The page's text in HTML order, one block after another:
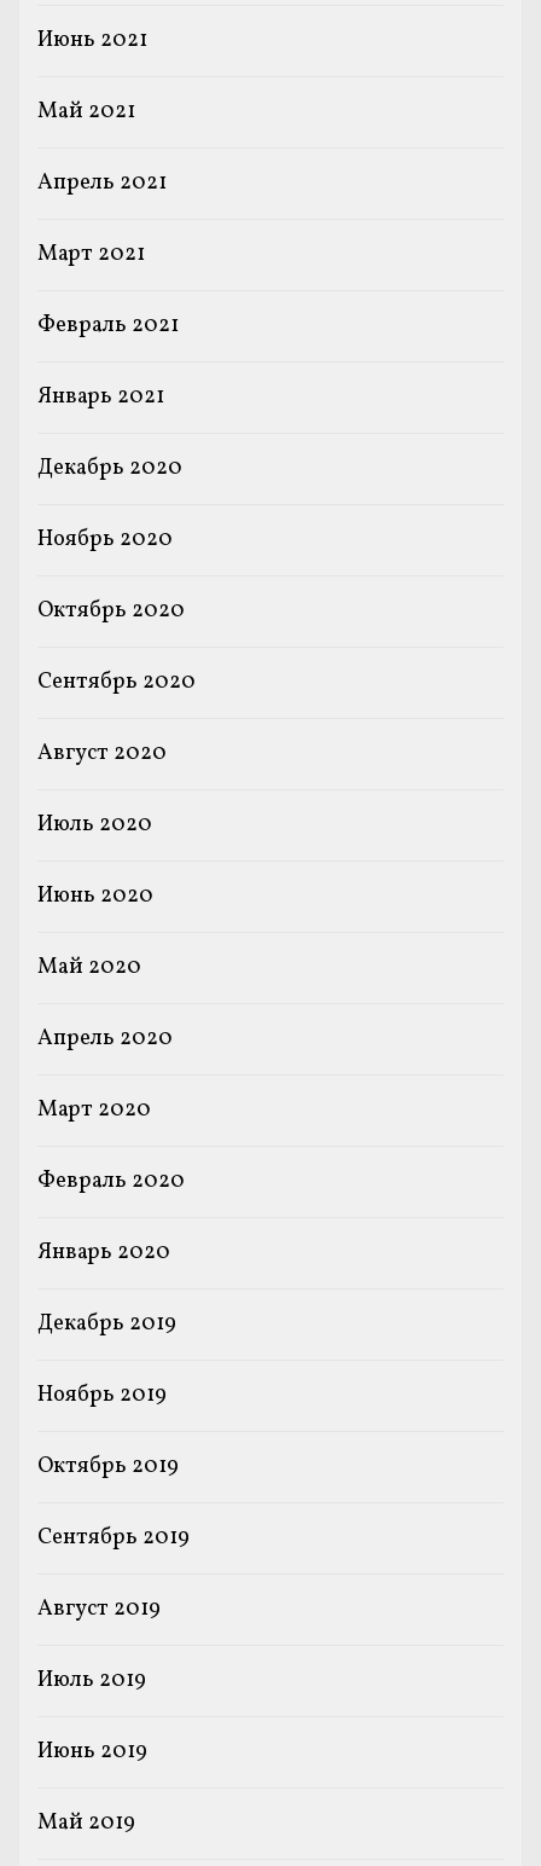
Июнь 2021
Май 2021
Апрель 2021
Март 2021
Февраль 2021
Январь 2021
Декабрь 2020
Ноябрь 2020
Октябрь 2020
Сентябрь 2020
Август 2020
Июль 2020
Июнь 2020
Май 2020
Апрель 2020
Март 2020
Февраль 2020
Январь 2020
Декабрь 2019
Ноябрь 2019
Октябрь 2019
Сентябрь 2019
Август 2019
Июль 2019
Июнь 2019
Май 2019